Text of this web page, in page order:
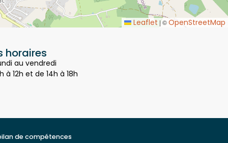
Leaflet|© OpenStreetMap
au vendredi
à 12h et de 14h à 18h